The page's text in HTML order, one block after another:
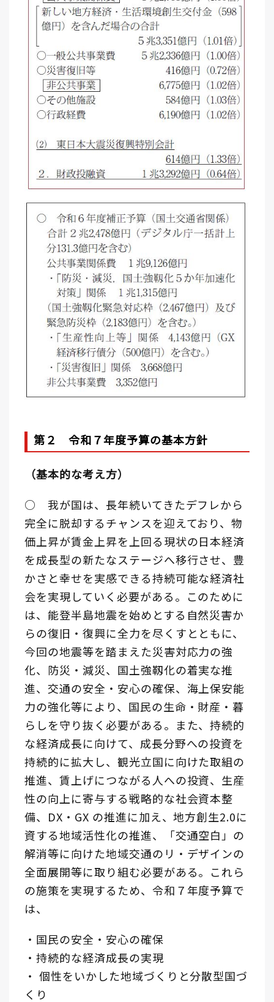
第２ 令和７年度予算の基本方針
（基本的な考え方）
○ 我が国は、長年続いてきたデフレから
完全に脱却するチャンスを迎えており、物
価上昇が賃金上昇を上回る現状の日本経済
を成長型の新たなステージへ移行させ、豊
かさと幸せを実感できる持続可能な経済社
会を実現していく必要がある。このために
は、能登半島地震を始めとする自然災害か
らの復旧・復興に全力を尽くすとともに、
今回の地震等を踏まえた災害対応力の強
化、防災・減災、国土強靱化の着実な推
進、交通の安全・安心の確保、海上保安能
力の強化等により、国民の生命・財産・暮
らしを守り抜く必要がある。また、持続的
な経済成長に向けて、成長分野への投資を
持続的に拡大し、観光立国に向けた取組の
推進、賃上げにつながる人への投資、生産
性の向上に寄与する戦略的な社会資本整
備、DX・GX の推進に加え、地方創生2.0に
資する地域活性化の推進、「交通空白」の
解消等に向けた地域交通のリ・デザインの
全面展開等に取り組む必要がある。これら
の施策を実現するため、令和７年度予算で
は、
・国民の安全・安心の確保
・持続的な経済成長の実現
・ 個性をいかした地域づくりと分散型国づ
くり